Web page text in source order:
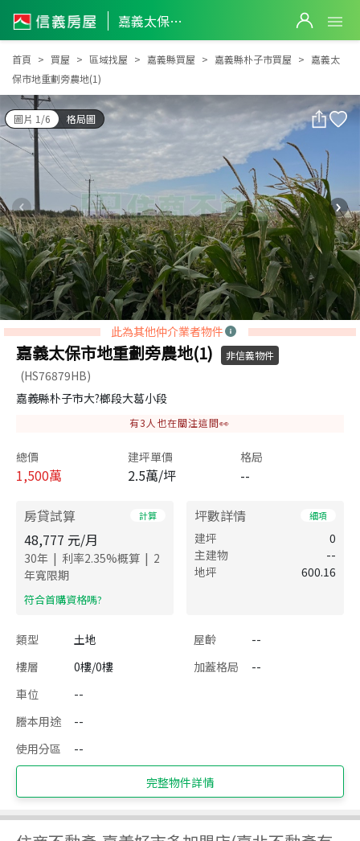
嘉義太保市地重劃旁農地(1)
嘉義太保市地重劃旁農地(1)
首頁 買屋 區域找屋 嘉義縣買屋 嘉義縣朴子市買屋
嘉義太
保市地重劃旁農地(1)
圖片 1/6 格局圖
此為其他仲介業者物件
嘉義太保市地重劃旁農地(1) 非信義物件
(HS76879HB)
嘉義縣朴子市大?榔段大葛小段
有3 人也在關注這間👀
總價
1,500萬
建坪單價
2.5萬/坪
格局
--
房貸試算 計算
48,777 元/月
30年 | 利率2.35%概算 | 2
年寬限期
​符合首購資格嗎?
坪數詳情 細項
建坪
0
主建物
--
地坪
600.16
類型 土地 屋齡
--
樓層
0樓/0樓 加蓋格局
--
車位
--
謄本用途
--
使用分區
--
完整物件詳情